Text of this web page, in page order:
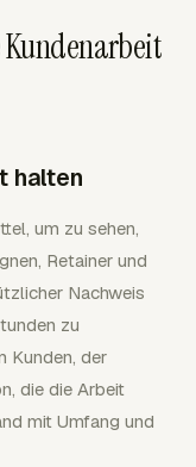
halten
um zu sehen,
Retainer und
Nachweis
zu
Kunden, der
die die Arbeit
mit Umfang und